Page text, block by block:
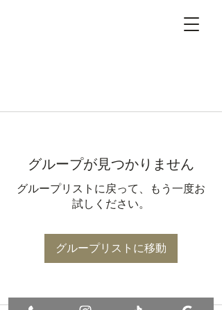
グループが見つかりません
グループリストに戻って、もう一度お
試しください。
グループリストに移動